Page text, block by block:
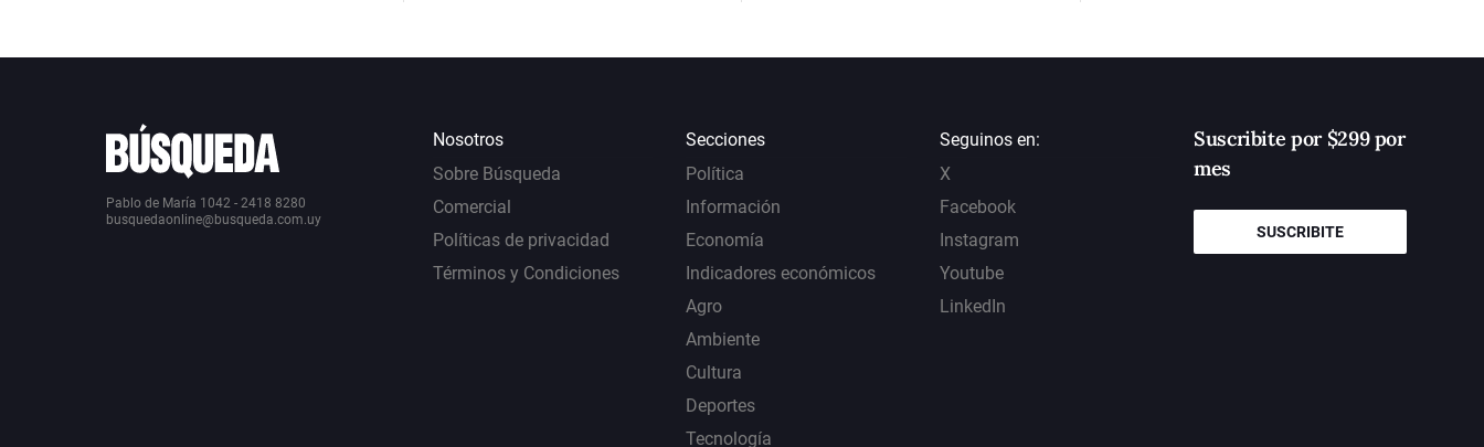
Pablo de María 1042 - 2418 8280
busquedaonline@busqueda.com.uy
Nosotros
Sobre Búsqueda
Comercial
Políticas de privacidad
Términos y Condiciones
Secciones
Política
Información
Economía
Indicadores económicos
Agro
Ambiente
Cultura
Deportes
Tecnología
Seguinos en:
X
Facebook
Instagram
Youtube
LinkedIn
Suscribite por $299 por
mes
SUSCRIBITE